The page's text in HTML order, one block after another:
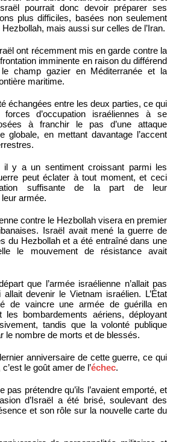
pourrait donc devoir préparer ses
plus difficiles, basées non seulement
mais aussi sur celles de l’Iran.
ont récemment mis en garde contre la
imminente en raison du différend
champ gazier en Méditerranée et la
maritime.
échangées entre les deux parties, ce qui
d’occupation israéliennes à se
à franchir le pas d’une attaque
globale, en mettant davantage l’accent
il y a un sentiment croissant parmi les
peut éclater à tout moment, et ceci
suffisante de la part de leur
armée.
contre le Hezbollah visera en premier
Israël avait mené la guerre de
du Hezbollah et a été entraîné dans une
le mouvement de résistance avait
que l’armée israélienne n’allait pas
devenir le Vietnam israélien. L’État
de vaincre une armée de guérilla en
les bombardements aériens, déployant
tandis que la volonté publique
le nombre de morts et de blessés.
anniversaire de cette guerre, ce qui
le goût amer de l’échec.
pas prétendre qu’ils l’avaient emporté, et
d’Israël a été brisé, soulevant des
et son rôle sur la nouvelle carte du